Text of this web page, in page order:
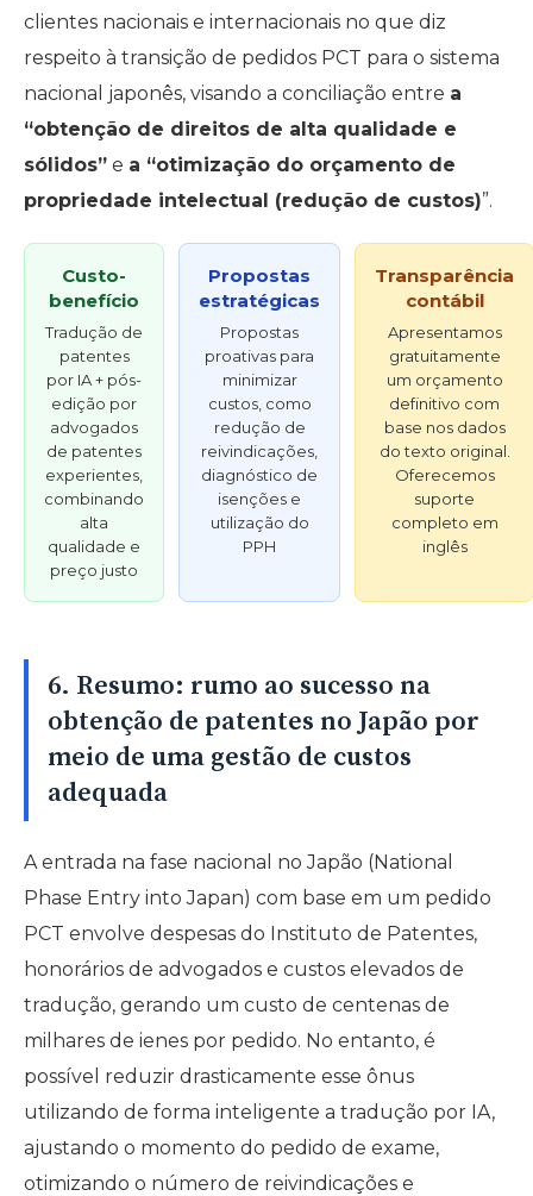
clientes nacionais e internacionais no que diz
respeito à transição de pedidos PCT para o sistema
nacional japonês, visando a conciliação entre a
“obtenção de direitos de alta qualidade e
sólidos” e a “otimização do orçamento de
propriedade intelectual (redução de custos)”.
Custo-
benefício
Tradução de
patentes
por IA + pós-
edição por
advogados
de patentes
experientes,
combinando
alta
qualidade e
preço justo
Propostas
estratégicas
Propostas
proativas para
minimizar
custos, como
redução de
reivindicações,
diagnóstico de
isenções e
utilização do
PPH
Transparência
contábil
Apresentamos
gratuitamente
um orçamento
definitivo com
base nos dados
do texto original.
Oferecemos
suporte
completo em
inglês
6. Resumo: rumo ao sucesso na
obtenção de patentes no Japão por
meio de uma gestão de custos
adequada
A entrada na fase nacional no Japão (National
Phase Entry into Japan) com base em um pedido
PCT envolve despesas do Instituto de Patentes,
honorários de advogados e custos elevados de
tradução, gerando um custo de centenas de
milhares de ienes por pedido. No entanto, é
possível reduzir drasticamente esse ônus
utilizando de forma inteligente a tradução por IA,
ajustando o momento do pedido de exame,
otimizando o número de reivindicações e